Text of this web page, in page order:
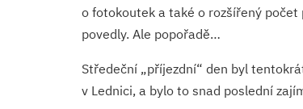
o fotokoutek a také o rozšířený
povedly. Ale popořadě…
Středeční „příjezdní“ den byl
v Lednici, a bylo to snad poslední